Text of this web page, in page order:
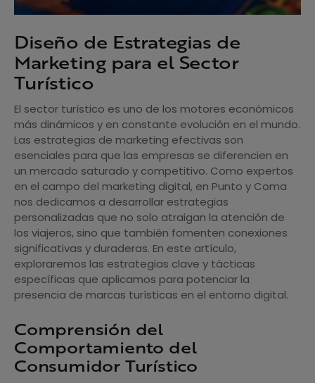
Diseño de Estrategias de
Marketing para el Sector
Turístico
El sector turístico es uno de los motores económicos
más dinámicos y en constante evolución en el mundo.
Las estrategias de marketing efectivas son
esenciales para que las empresas se diferencien en
un mercado saturado y competitivo. Como expertos
en el campo del marketing digital, en Punto y Coma
nos dedicamos a desarrollar estrategias
personalizadas que no solo atraigan la atención de
los viajeros, sino que también fomenten conexiones
significativas y duraderas. En este artículo,
exploraremos las estrategias clave y tácticas
específicas que aplicamos para potenciar la
presencia de marcas turísticas en el entorno digital.
Comprensión del
Comportamiento del
Consumidor Turístico